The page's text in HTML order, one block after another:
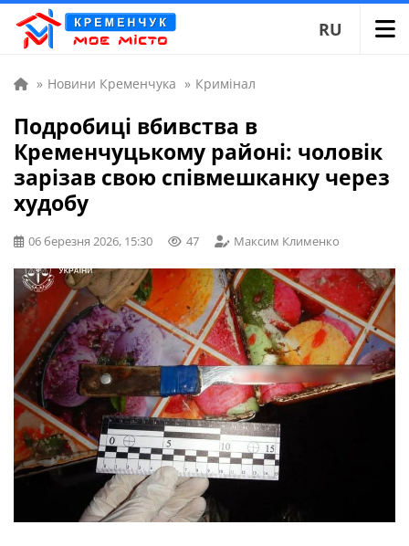
RU
» Новини Кременчука » Кримінал
Подробиці вбивства в
Кременчуцькому районі: чоловік
зарізав свою співмешканку через
худобу
06 березня 2026, 15:30 47 Максим Клименко